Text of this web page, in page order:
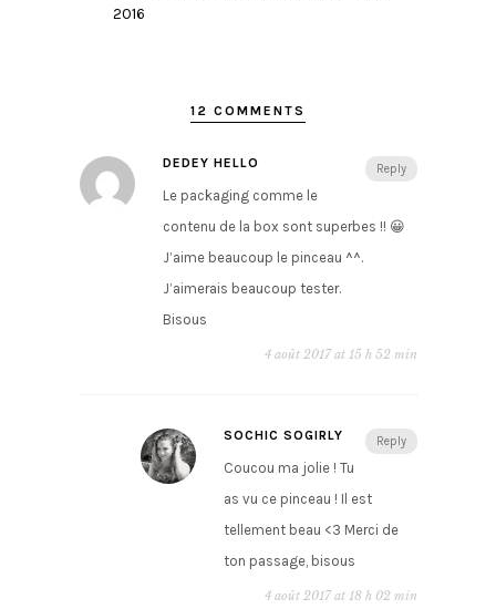
2016
12 COMMENTS
Reply
DEDEY HELLO
Le packaging comme le
contenu de la box sont superbes !! 😀
J’aime beaucoup le pinceau ^^.
J’aimerais beaucoup tester.
Bisous
4 août 2017 at 15 h 52 min
Reply
SOCHIC SOGIRLY
Coucou ma jolie ! Tu
as vu ce pinceau ! Il est
tellement beau <3 Merci de
ton passage, bisous
4 août 2017 at 18 h 02 min